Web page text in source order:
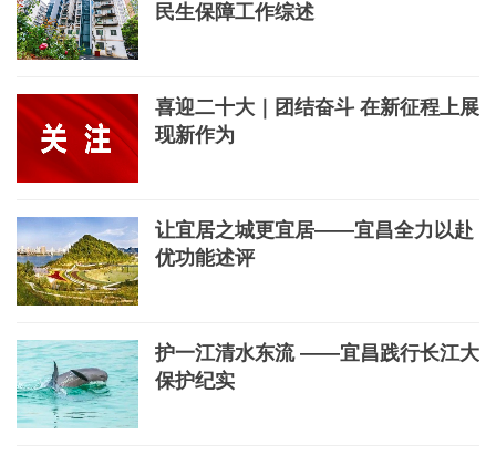
民生保障工作综述
喜迎二十大｜团结奋斗 在新征程上展
现新作为
让宜居之城更宜居——宜昌全力以赴
优功能述评
护一江清水东流 ——宜昌践行长江大
保护纪实